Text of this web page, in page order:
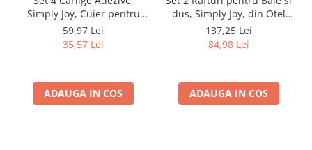
Simply Joy, Cuier pentru
Prosoape din Otel
Inoxidabil, Montare Usoara
fara Gaurire, Rezistent la
Baie, Bucatarie, Usa
59,97 Lei
35,57 Lei
ADAUGA IN COS
dus, Simply Joy, din Otel
Inoxidabil, cu Montarea
Usoara si fara Gaurire, 32 X
12 x 6 cm, Negru
137,25 Lei
84,98 Lei
ADAUGA IN COS